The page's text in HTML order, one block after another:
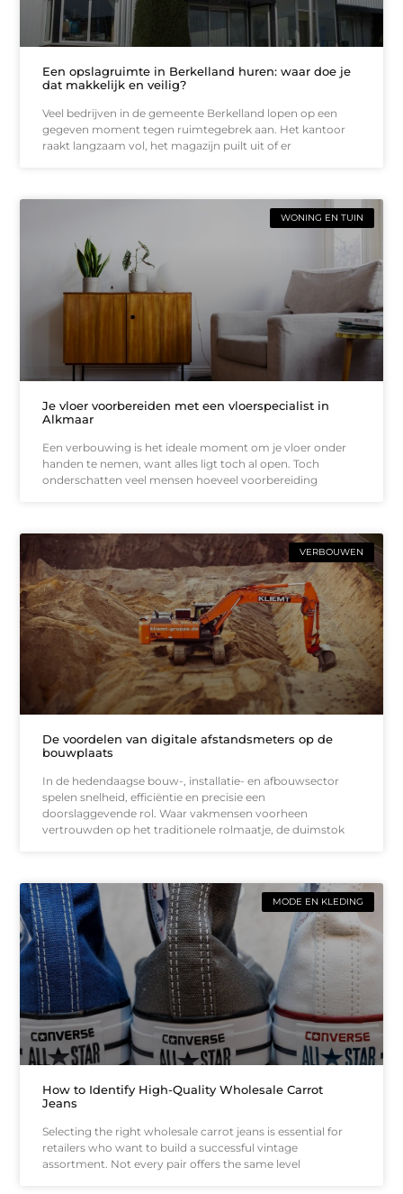
Een opslagruimte in Berkelland huren: waar doe je
dat makkelijk en veilig?
Veel bedrijven in de gemeente Berkelland lopen op een
gegeven moment tegen ruimtegebrek aan. Het kantoor
raakt langzaam vol, het magazijn puilt uit of er
WONING EN TUIN
Je vloer voorbereiden met een vloerspecialist in
Alkmaar
Een verbouwing is het ideale moment om je vloer onder
handen te nemen, want alles ligt toch al open. Toch
onderschatten veel mensen hoeveel voorbereiding
VERBOUWEN
De voordelen van digitale afstandsmeters op de
bouwplaats
In de hedendaagse bouw-, installatie- en afbouwsector
spelen snelheid, efficiëntie en precisie een
doorslaggevende rol. Waar vakmensen voorheen
vertrouwden op het traditionele rolmaatje, de duimstok
MODE EN KLEDING
How to Identify High-Quality Wholesale Carrot
Jeans
Selecting the right wholesale carrot jeans is essential for
retailers who want to build a successful vintage
assortment. Not every pair offers the same level